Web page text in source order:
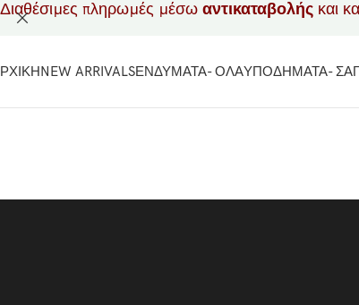
NEW ARRIVALSΕΝΔΥΜΑΤΑ- ΟΛΑΥΠΟΔΗΜΑΤΑ-
Διαθέσιμες πληρωμές μέσω αντικαταβολής και